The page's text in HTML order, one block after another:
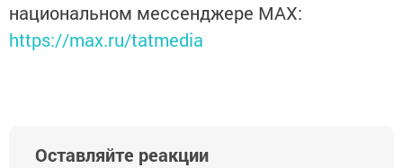
национальном мессенджере MАХ:
https://max.ru/tatmedia
Оставляйте реакции